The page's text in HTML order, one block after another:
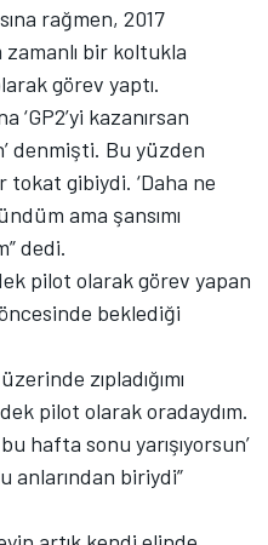
rağmen, 2017
zamanlı bir koltukla
görev yaptı.
‘GP2’yi kazanırsan
denmişti. Bu yüzden
gibiydi. ‘Daha ne
ama şansımı
dedi.
pilot olarak görev yapan
beklediği
zıpladığımı
pilot olarak oradaydım.
hafta sonu yarışıyorsun’
anlarından biriydi”